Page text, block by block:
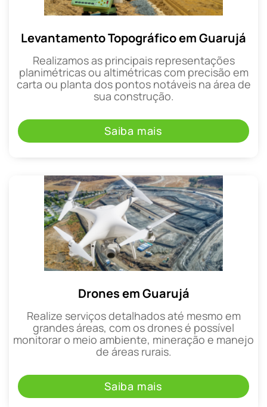
Levantamento Topográfico em Guarujá
Realizamos as principais representações
planimétricas ou altimétricas com precisão em
carta ou planta dos pontos notáveis na área de
sua construção.
Saiba mais
Drones em Guarujá
Realize serviços detalhados até mesmo em
grandes áreas, com os drones é possível
monitorar o meio ambiente, mineração e manejo
de áreas rurais.
Saiba mais